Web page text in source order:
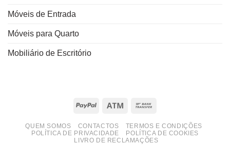
Móveis de Entrada
Móveis para Quarto
Mobiliário de Escritório
PayPal Atm
QUEM SOMOS CONTACTOS
TERMOS E CONDIÇÕES
POLÍTICA DE PRIVACIDADE
POLÍTICA DE COOKIES
LIVRO DE RECLAMAÇÕES